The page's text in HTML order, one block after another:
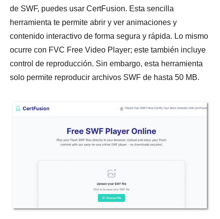
de SWF, puedes usar CertFusion. Esta sencilla
herramienta te permite abrir y ver animaciones y
contenido interactivo de forma segura y rápida. Lo mismo
ocurre con FVC Free Video Player; este también incluye
control de reproducción. Sin embargo, esta herramienta
solo permite reproducir archivos SWF de hasta 50 MB.